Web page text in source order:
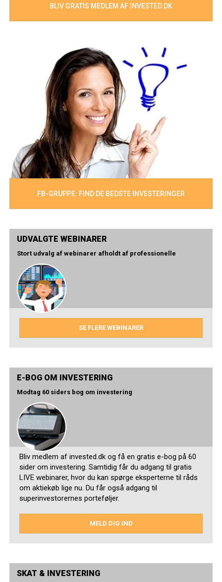
BLIV GRATIS MEDLEM AF INVESTED.DK
FB-GRUPPE: FIND DE BEDSTE INVESTERINGER
UDVALGTE WEBINARER
Stort udvalg af webinarer afholdt af professionelle
SE FLERE WEBINARER
E-BOG OM INVESTERING
Modtag 60 siders bog om investering
Bliv medlem af invested.dk og få en gratis e-bog på 60
sider om investering. Samtidig får du adgang til gratis
LIVE webinarer, hvor du kan spørge eksperterne til råds
om aktiekøb lige nu. Du får også adgang til
superinvestorernes porteføljer.
MELD DIG IND
SKAT & INVESTERING